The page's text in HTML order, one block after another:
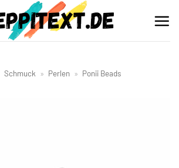
Schmuck » Perlen » Ponii Beads